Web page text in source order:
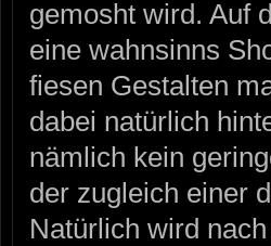
gemosht wird. Auf
eine wahnsinns
fiesen Gestalten
dabei natürlich
nämlich kein
der zugleich einer
Natürlich wird